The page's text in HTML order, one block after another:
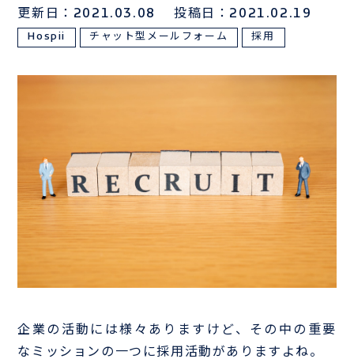
サンプルは
TEL 03-3839-0888
更新日：2021.03.08投稿日：2021.02.19
Hospii チャット型メールフォーム 採用
企業の活動には様々ありますけど、その中の重要
なミッションの一つに採用活動がありますよね。